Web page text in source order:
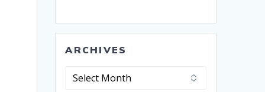
ARCHIVES
Archives